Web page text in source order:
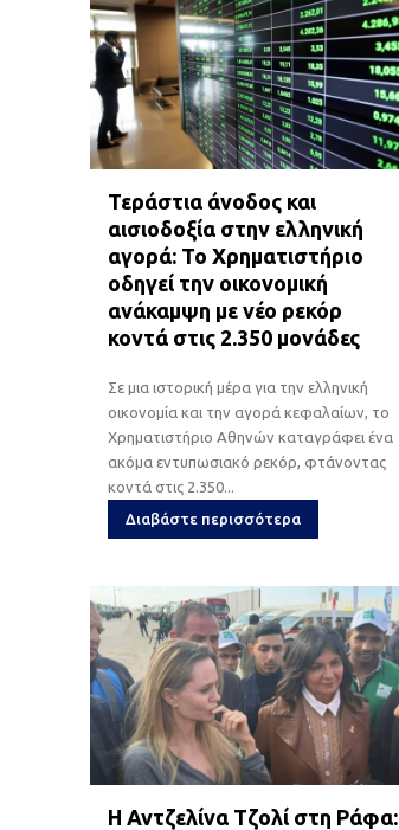
Τεράστια άνοδος και
αισιοδοξία στην ελληνική
αγορά: Το Χρηματιστήριο
οδηγεί την οικονομική
ανάκαμψη με νέο ρεκόρ
κοντά στις 2.350 μονάδες
Σε μια ιστορική μέρα για την ελληνική
οικονομία και την αγορά κεφαλαίων, το
Χρηματιστήριο Αθηνών καταγράφει ένα
ακόμα εντυπωσιακό ρεκόρ, φτάνοντας
κοντά στις 2.350...
Διαβάστε περισσότερα
Η Αντζελίνα Τζολί στη Ράφα: